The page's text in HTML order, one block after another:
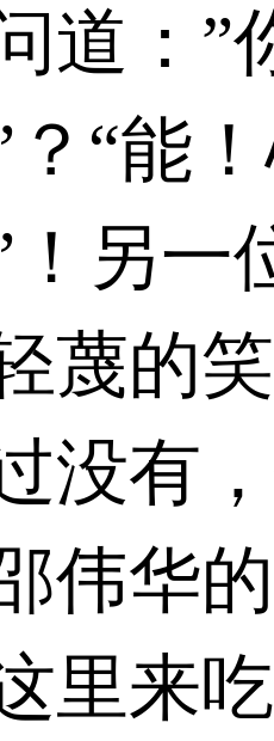
道：”
“能
！另一
蔑的
没有
伟华
里来